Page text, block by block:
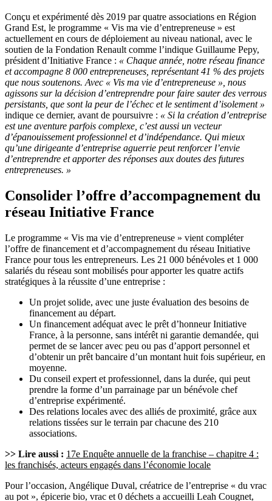
Conçu et expérimenté dès 2019 par quatre associations en Région
Grand Est, le programme « Vis ma vie d’entrepreneuse » est
actuellement en cours de déploiement au niveau national, avec le
soutien de la Fondation Renault comme l’indique Guillaume Pepy,
président d’Initiative France : « Chaque année, notre réseau finance
et accompagne 8 000 entrepreneuses, représentant 41 % des projets
que nous soutenons. Avec « Vis ma vie d’entrepreneuse », nous
agissons sur la décision d’entreprendre pour faire sauter des verrous
persistants, que sont la peur de l’échec et le sentiment d’isolement »
indique ce dernier, avant de poursuivre : « Si la création d’entreprise
est une aventure parfois complexe, c’est aussi un vecteur
d’épanouissement professionnel et d’indépendance. Qui mieux
qu’une dirigeante d’entreprise aguerrie peut renforcer l’envie
d’entreprendre et apporter des réponses aux doutes des futures
entrepreneuses. »
Consolider l’offre d’accompagnement du
réseau Initiative France
Le programme « Vis ma vie d’entrepreneuse » vient compléter
l’offre de financement et d’accompagnement du réseau Initiative
France pour tous les entrepreneurs. Les 21 000 bénévoles et 1 000
salariés du réseau sont mobilisés pour apporter les quatre actifs
stratégiques à la réussite d’une entreprise :
Un projet solide, avec une juste évaluation des besoins de
financement au départ.
Un financement adéquat avec le prêt d’honneur Initiative
France, à la personne, sans intérêt ni garantie demandée, qui
permet de se lancer avec peu ou pas d’apport personnel et
d’obtenir un prêt bancaire d’un montant huit fois supérieur, en
moyenne.
Du conseil expert et professionnel, dans la durée, qui peut
prendre la forme d’un parrainage par un bénévole chef
d’entreprise expérimenté.
Des relations locales avec des alliés de proximité, grâce aux
relations tissées sur le terrain par chacune des 210
associations.
>> Lire aussi : 17e Enquête annuelle de la franchise – chapitre 4 :
les franchisés, acteurs engagés dans l’économie locale
Pour l’occasion, Angélique Duval, créatrice de l’entreprise « du vrac
au pot », épicerie bio, vrac et 0 déchets a accueilli Leah Cougnet,